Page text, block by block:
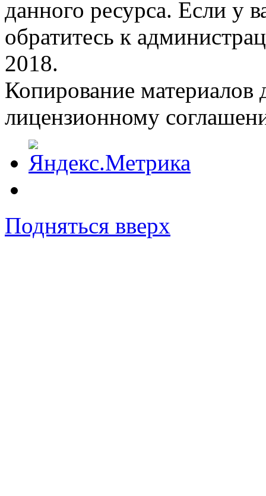
данного ресурса. Если у
обратитесь к
2018.
Копирование материалов
лицензионному
Подняться вверх